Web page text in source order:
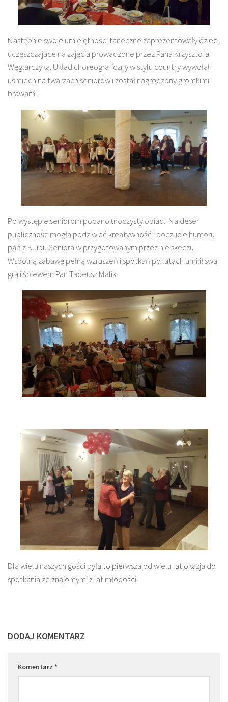
Następnie swoje umiejętności taneczne zaprezentowały dzieci
uczęszczające na zajęcia prowadzone przez Pana Krzysztofa
Węglarczyka. Układ choreograficzny w stylu country wywołał
uśmiech na twarzach seniorów i został nagrodzony gromkimi
brawami.
Po występie seniorom podano uroczysty obiad. Na deser
publiczność mogła podziwiać kreatywność i poczucie humoru
pań z Klubu Seniora w przygotowanym przez nie skeczu.
Wspólną zabawę pełną wzruszeń i spotkań po latach umilił swą
grą i śpiewem Pan Tadeusz Malik.
Dla wielu naszych gości była to pierwsza od wielu lat okazja do
spotkania ze znajomymi z lat młodości.
DODAJ KOMENTARZ
Komentarz *